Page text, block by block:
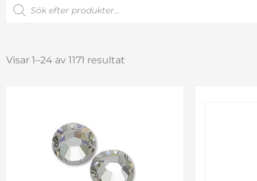
Visar 1–24 av 1171 resultat